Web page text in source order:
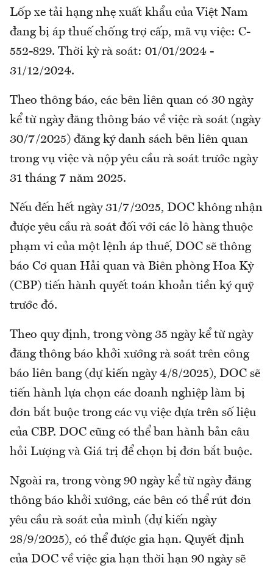
Lốp xe tải hạng nhẹ xuất khẩu của Việt Nam
đang bị áp thuế chống trợ cấp, mã vụ việc: C-
552-829. Thời kỳ rà soát: 01/01/2024 -
31/12/2024.
Theo thông báo, các bên liên quan có 30 ngày
kể từ ngày đăng thông báo về việc rà soát (ngày
30/7/2025) đăng ký danh sách bên liên quan
trong vụ việc và nộp yêu cầu rà soát trước ngày
31 tháng 7 năm 2025.
Nếu đến hết ngày 31/7/2025, DOC không nhận
được yêu cầu rà soát đối với các lô hàng thuộc
phạm vi của một lệnh áp thuế, DOC sẽ thông
báo Cơ quan Hải quan và Biên phòng Hoa Kỳ
(CBP) tiến hành quyết toán khoản tiền ký quỹ
trước đó.
Theo quy định, trong vòng 35 ngày kể từ ngày
đăng thông báo khởi xướng rà soát trên công
báo liên bang (dự kiến ngày 4/8/2025), DOC sẽ
tiến hành lựa chọn các doanh nghiệp làm bị
đơn bắt buộc trong các vụ việc dựa trên số liệu
của CBP. DOC cũng có thể ban hành bản câu
hỏi Lượng và Giá trị để chọn bị đơn bắt buộc.
Ngoài ra, trong vòng 90 ngày kể từ ngày đăng
thông báo khởi xướng, các bên có thể rút đơn
yêu cầu rà soát của mình (dự kiến ngày
28/9/2025), có thể được gia hạn. Quyết định
của DOC về việc gia hạn thời hạn 90 ngày sẽ